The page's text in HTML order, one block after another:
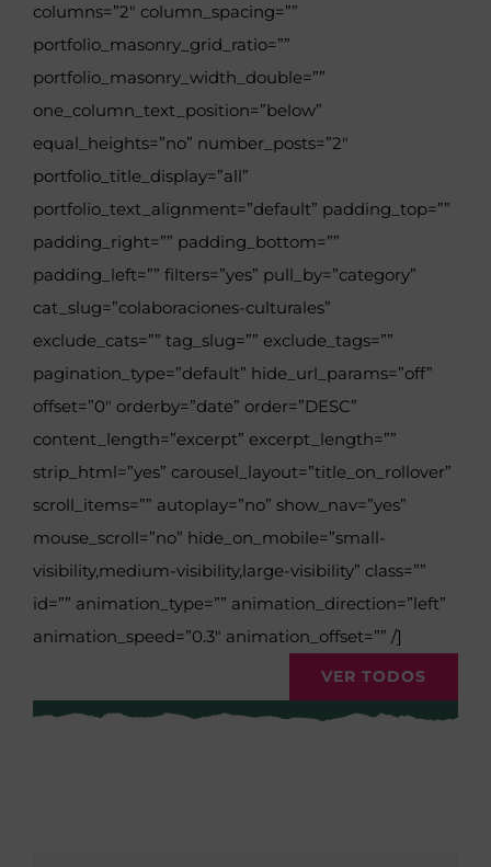
columns=”2″ column_spacing=””
portfolio_masonry_grid_ratio=””
portfolio_masonry_width_double=””
one_column_text_position=”below”
equal_heights=”no” number_posts=”2″
portfolio_title_display=”all”
portfolio_text_alignment=”default” padding_top=””
padding_right=”” padding_bottom=””
padding_left=”” filters=”yes” pull_by=”category”
cat_slug=”colaboraciones-culturales”
exclude_cats=”” tag_slug=”” exclude_tags=””
pagination_type=”default” hide_url_params=”off”
offset=”0″ orderby=”date” order=”DESC”
content_length=”excerpt” excerpt_length=””
strip_html=”yes” carousel_layout=”title_on_rollover”
scroll_items=”” autoplay=”no” show_nav=”yes”
mouse_scroll=”no” hide_on_mobile=”small-
visibility,medium-visibility,large-visibility” class=””
id=”” animation_type=”” animation_direction=”left”
animation_speed=”0.3″ animation_offset=”” /]
VER TODOS